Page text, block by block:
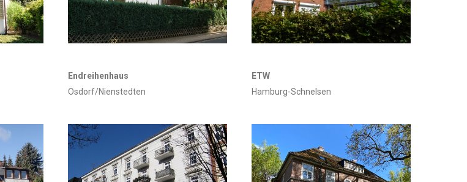
Endreihenhaus
Osdorf/Nienstedten
ETW
Hamburg-Schnelsen